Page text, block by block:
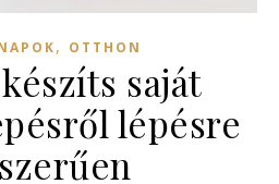
, OTTHON
saját
lépésre